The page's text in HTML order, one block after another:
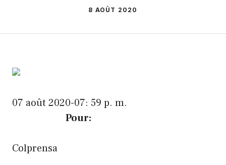
8 AOÛT 2020
07 août 2020-07: 59 p. m.
Pour:
Colprensa